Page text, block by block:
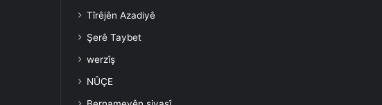
Tîrêjên Azadiyê
Şerê Taybet
werzîş
NÛÇE